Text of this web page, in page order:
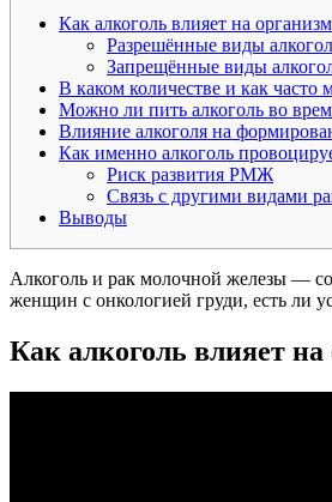
Как алкоголь влияет на
Разрешённые виды
Запрещённые виды
В каком количестве и как часто
Можно ли пить алкоголь во
Влияние алкоголя на
Как именно алкоголь
Риск развития РМЖ
Связь с другими видами
Выводы
Алкоголь и рак молочной железы —
женщин с онкологией груди, есть ли
Как алкоголь влияет